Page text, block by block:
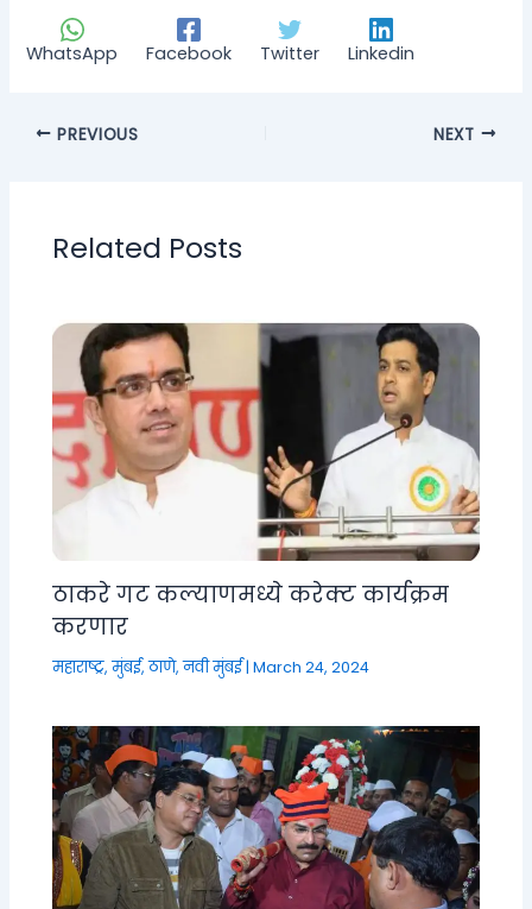
WhatsApp Facebook Twitter Linkedin
PREVIOUS NEXT
Related Posts
ठाकरे गट कल्याणमध्ये करेक्ट कार्यक्रम
करणार
महाराष्ट्र,मुंबई, ठाणे, नवी मुंबई|March 24, 2024